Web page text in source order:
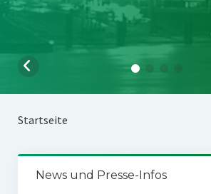
Startseite
News und Presse-Infos